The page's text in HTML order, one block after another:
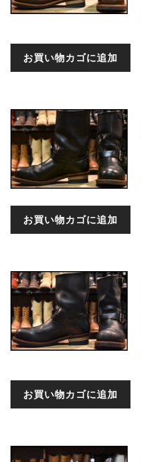
お買い物カゴに追加
お買い物カゴに追加
お買い物カゴに追加